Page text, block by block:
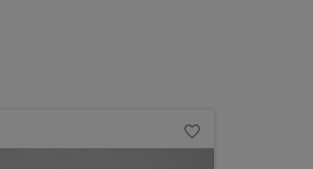
favorite_border